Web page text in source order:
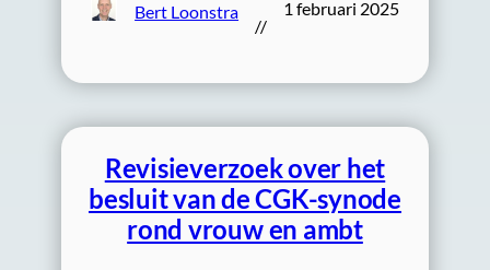
Bert Loonstra
//
1 februari 2025
Revisieverzoek over het
besluit van de CGK-synode
rond vrouw en ambt